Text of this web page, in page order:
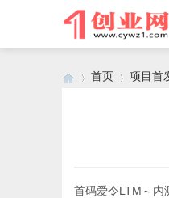
首页 项目首
首码爱令LTM～内